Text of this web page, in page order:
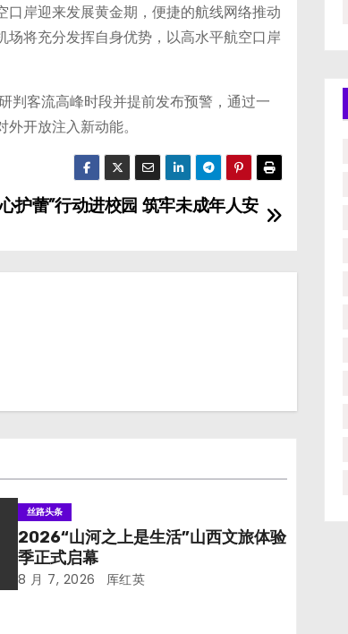
岸迎来发展黄金期，便捷的航线网络推动
将充分发挥自身优势，以高水平航空口岸
判客流高峰时段并提前发布预警，通过一
开放注入新动能。
护蕾”行动进校园 筑牢未成年人安
丝路头条
2026“山河之上是生活”山西文旅体验
季正式启幕
8 月 7, 2026 厍红英